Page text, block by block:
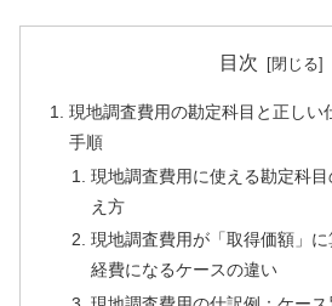
目次
現地調査費用の勘定科目と正しい
手順
現地調査費用に使える勘定科
え方
現地調査費用が「取得価額」
経費になるケースの違い